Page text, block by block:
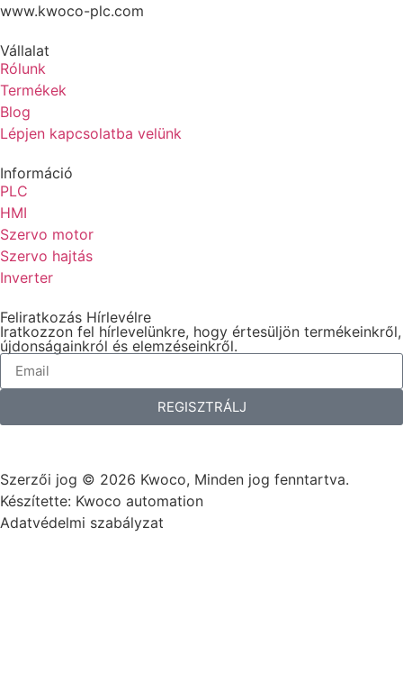
www.kwoco-plc.com
Vállalat
Rólunk
Termékek
Blog
Lépjen kapcsolatba velünk
Információ
PLC
HMI
Szervo motor
Szervo hajtás
Inverter
Feliratkozás Hírlevélre
Iratkozzon fel hírlevelünkre, hogy értesüljön termékeinkről,
újdonságainkról és elemzéseinkről.
REGISZTRÁLJ
Szerzői jog © 2026 Kwoco, Minden jog fenntartva.
Készítette: Kwoco automation
Adatvédelmi szabályzat